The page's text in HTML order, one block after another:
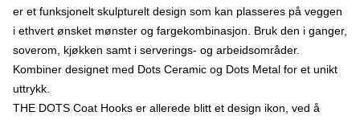
er et funksjonelt skulpturelt design som kan plasseres på veggen
i ethvert ønsket mønster og fargekombinasjon. Bruk den i ganger,
soverom, kjøkken samt i serverings- og arbeidsområder.
Kombiner designet med Dots Ceramic og Dots Metal for et unikt
uttrykk.
THE DOTS Coat Hooks er allerede blitt et design ikon, ved å